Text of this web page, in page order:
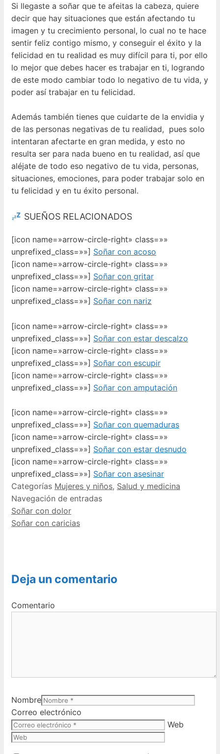
Si llegaste a soñar que te afeitas la cabeza, quiere
decir que hay situaciones que están afectando tu
imagen y tu crecimiento personal, lo cual no te hace
sentir feliz contigo mismo, y conseguir el éxito y la
felicidad en tu realidad es muy difícil para ti, por ello
lo mejor que debes hacer es trabajar en ti, logrando
de este modo cambiar todo lo negativo de tu vida, y
poder así trabajar en tu felicidad.
Además también tienes que cuidarte de la envidia y
de las personas negativas de tu realidad, pues solo
intentaran afectarte en gran medida, y esto no
resulta ser para nada bueno en tu realidad, así que
aléjate de todo eso negativo de tu vida, personas,
situaciones, emociones, para poder trabajar solo en
tu felicidad y en tu éxito personal.
SUEÑOS RELACIONADOS
[icon name=»arrow-circle-right» class=»»
unprefixed_class=»»] Soñar con acoso
[icon name=»arrow-circle-right» class=»»
unprefixed_class=»»] Soñar con gritar
[icon name=»arrow-circle-right» class=»»
unprefixed_class=»»] Soñar con nariz
[icon name=»arrow-circle-right» class=»»
unprefixed_class=»»] Soñar con estar descalzo
[icon name=»arrow-circle-right» class=»»
unprefixed_class=»»] Soñar con escupir
[icon name=»arrow-circle-right» class=»»
unprefixed_class=»»] Soñar con amputación
[icon name=»arrow-circle-right» class=»»
unprefixed_class=»»] Soñar con quemaduras
[icon name=»arrow-circle-right» class=»»
unprefixed_class=»»] Soñar con estar desnudo
[icon name=»arrow-circle-right» class=»»
unprefixed_class=»»] Soñar con asesinar
Categorías Mujeres y niños, Salud y medicina
Navegación de entradas
Soñar con dolor
Soñar con caricias
Deja un comentario
Comentario
Nombre
Correo electrónico
Web